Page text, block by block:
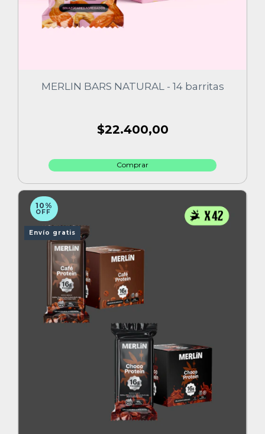
MERLIN BARS NATURAL - 14 barritas
$22.400,00
10%
OFF
Envío gratis